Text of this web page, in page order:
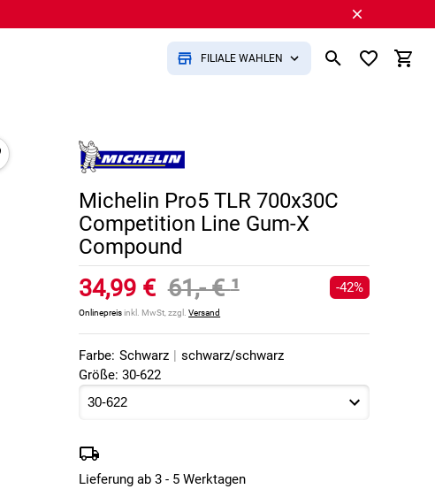
FILIALE WÄHLEN
Michelin Pro5 TLR 700x30C
Competition Line Gum-X
Compound
34,99 € 61,- €¹
Onlinepreisinkl. MwSt, zzgl.Versand
-42%
Farbe: Schwarz | schwarz/schwarz
Größe: 30-622
Lieferung ab 3 - 5 Werktagen